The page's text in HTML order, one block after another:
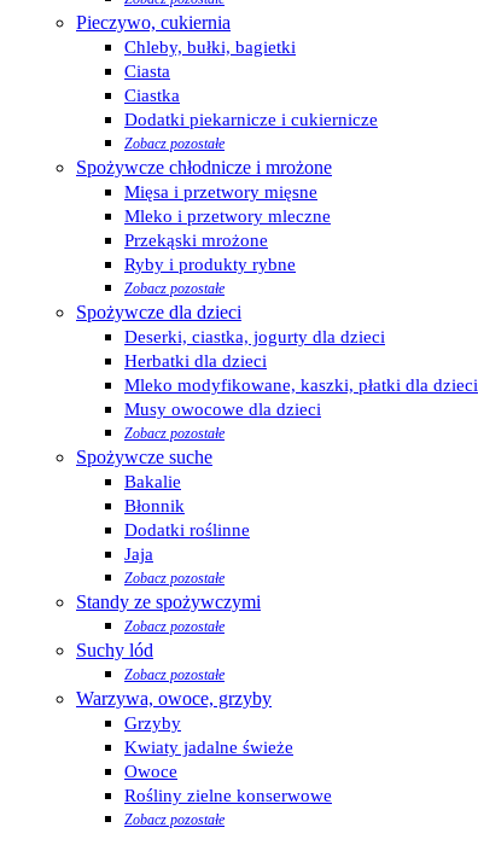
Pieczywo, cukiernia
Chleby, bułki, bagietki
Ciasta
Ciastka
Dodatki piekarnicze i cukiernicze
Zobacz pozostałe
Spożywcze chłodnicze i mrożone
Mięsa i przetwory mięsne
Mleko i przetwory mleczne
Przekąski mrożone
Ryby i produkty rybne
Zobacz pozostałe
Spożywcze dla dzieci
Deserki, ciastka, jogurty dla dzieci
Herbatki dla dzieci
Mleko modyfikowane, kaszki, płatki dla dzieci
Musy owocowe dla dzieci
Zobacz pozostałe
Spożywcze suche
Bakalie
Błonnik
Dodatki roślinne
Jaja
Zobacz pozostałe
Standy ze spożywczymi
Zobacz pozostałe
Suchy lód
Zobacz pozostałe
Warzywa, owoce, grzyby
Grzyby
Kwiaty jadalne świeże
Owoce
Rośliny zielne konserwowe
Zobacz pozostałe